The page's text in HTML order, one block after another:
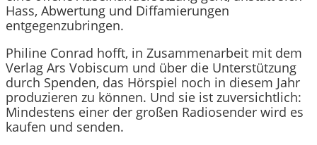
Hass, Abwertung und Diffamierungen
entgegenzubringen.
Philine Conrad hofft, in Zusammenarbeit mit dem
Verlag Ars Vobiscum und über die Unterstützung
durch Spenden, das Hörspiel noch in diesem Jahr
produzieren zu können. Und sie ist zuversichtlich:
Mindestens einer der großen Radiosender wird es
kaufen und senden.